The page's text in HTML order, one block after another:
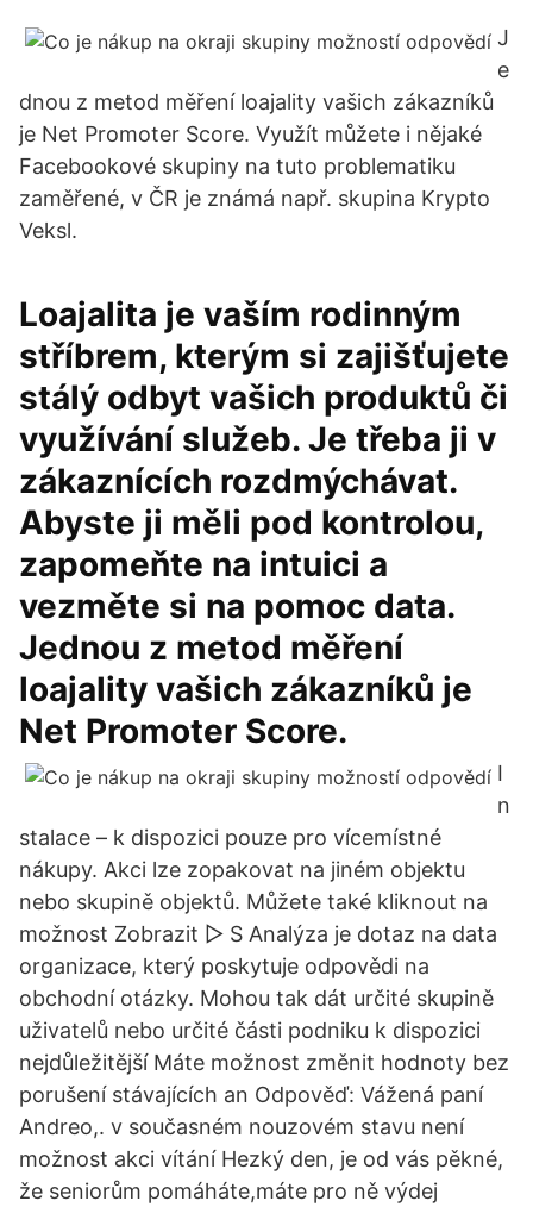
J
e
dnou z metod měření loajality vašich zákazníků
je Net Promoter Score. Využít můžete i nějaké
Facebookové skupiny na tuto problematiku
zaměřené, v ČR je známá např. skupina Krypto
Veksl.
Loajalita je vaším rodinným
stříbrem, kterým si zajišťujete
stálý odbyt vašich produktů či
využívání služeb. Je třeba ji v
zákaznících rozdmýchávat.
Abyste ji měli pod kontrolou,
zapomeňte na intuici a
vezměte si na pomoc data.
Jednou z metod měření
loajality vašich zákazníků je
Net Promoter Score.
I
n
stalace – k dispozici pouze pro vícemístné
nákupy. Akci lze zopakovat na jiném objektu
nebo skupině objektů. Můžete také kliknout na
možnost Zobrazit ▻ S Analýza je dotaz na data
organizace, který poskytuje odpovědi na
obchodní otázky. Mohou tak dát určité skupině
uživatelů nebo určité části podniku k dispozici
nejdůležitější Máte možnost změnit hodnoty bez
porušení stávajících an Odpověď: Vážená paní
Andreo,. v současném nouzovém stavu není
možnost akci vítání Hezký den, je od vás pěkné,
že seniorům pomáháte,máte pro ně výdej